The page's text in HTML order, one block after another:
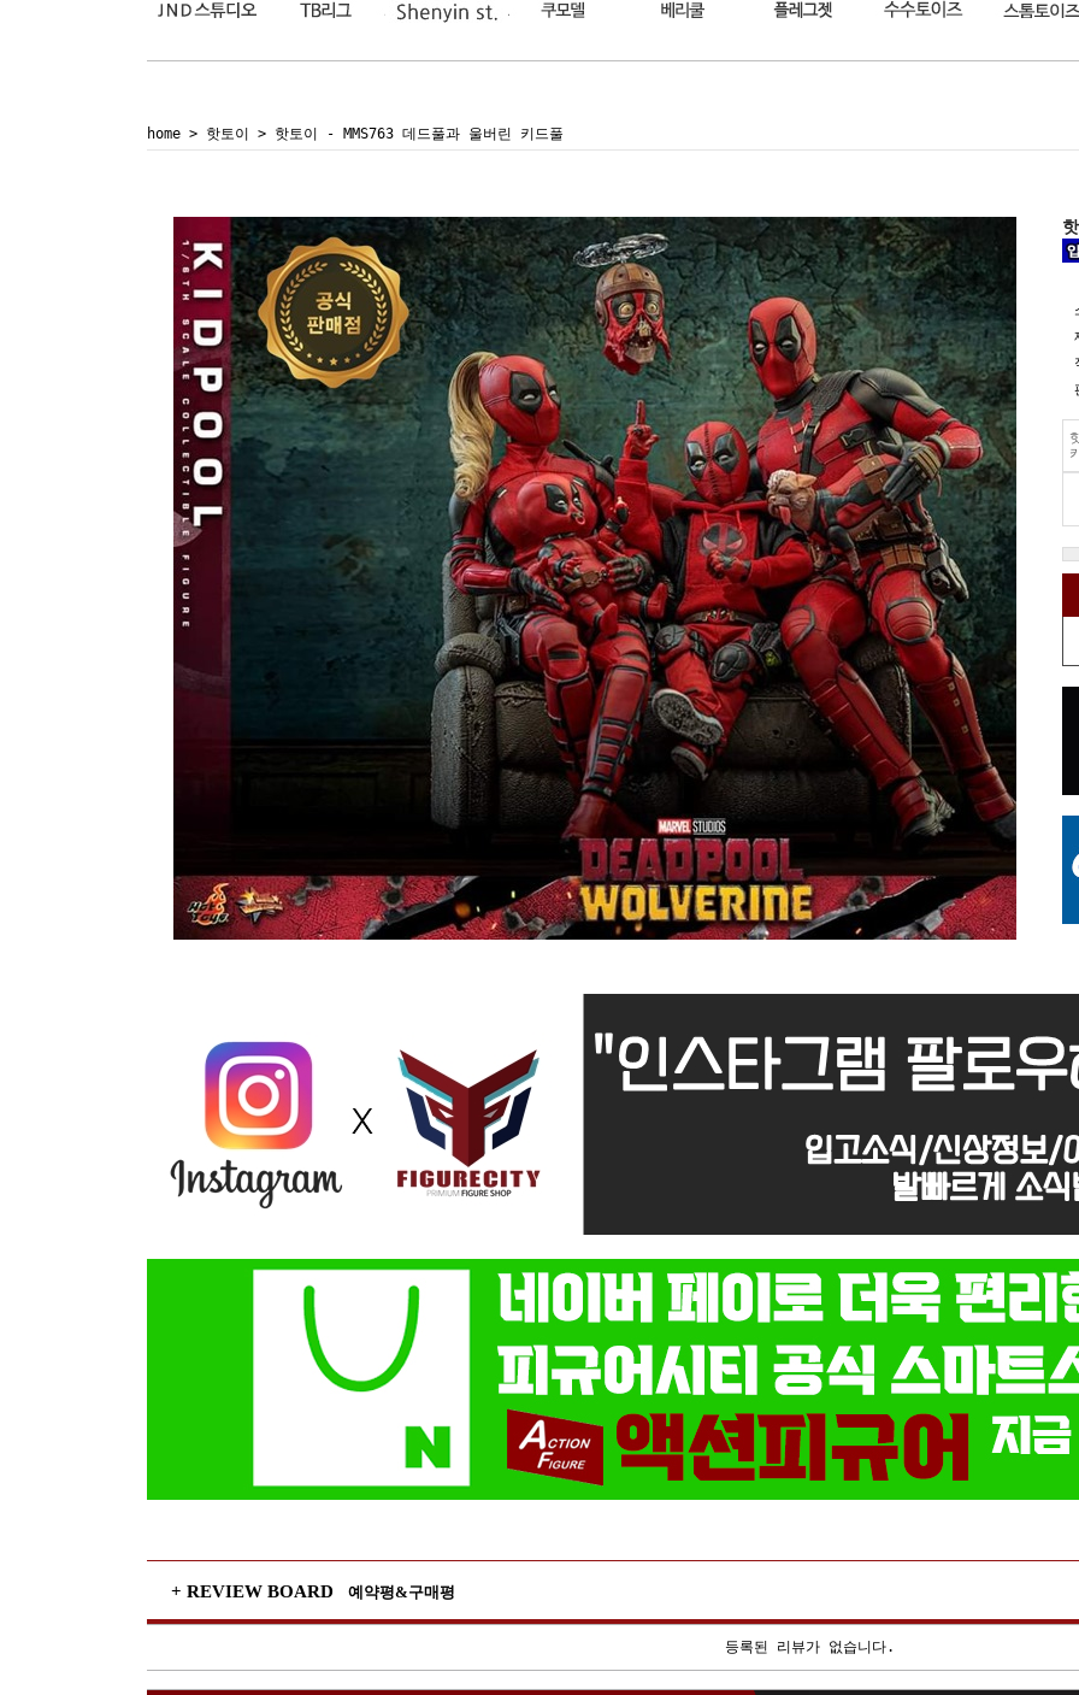
home > 핫토이 > 핫토이 - MMS763 데드풀과 울버린 키드풀
+ REVIEW BOARD 예약평&구매평
등록된 리뷰가 없습니다.